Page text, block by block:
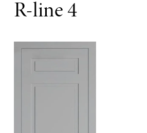
R-line 4